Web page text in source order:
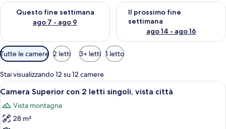
Questo fine settimana
ago 7 - ago 9
Verifica la disponibilità per questo fine settimana, ago 7 - ago
Il prossimo fine
settimana
ago 14 - ago 16
Verifica la disponibilità per il
Filtri
disponibili
per
le
camere
Tutte le camere 2 letti 3+ letti 1 letto
Stai visualizzando 12 su 12 camere
Apri
tutte
le
foto
Una camera d'albergo con due letti
8
Camera Superior con 2 letti singoli, vista città
Vista montagna
28 m²